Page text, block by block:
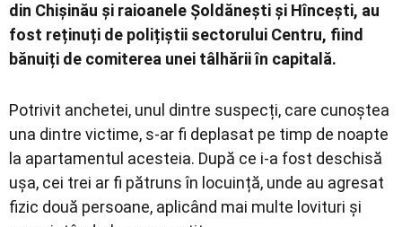
din Chișinău și raioanele Șoldănești și Hîncești, au
fost reținuți de polițiștii sectorului Centru, fiind
bănuiți de comiterea unei tâlhării în capitală.
Potrivit anchetei, unul dintre suspecți, care cunoștea
una dintre victime, s-ar fi deplasat pe timp de noapte
la apartamentul acesteia. După ce i-a fost deschisă
ușa, cei trei ar fi pătruns în locuință, unde au agresat
fizic două persoane, aplicând mai multe lovituri și